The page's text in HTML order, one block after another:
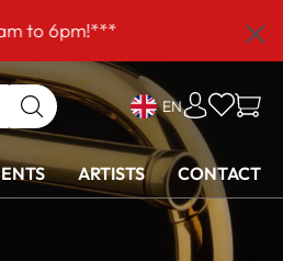
EN
ARTISTS CONTACT